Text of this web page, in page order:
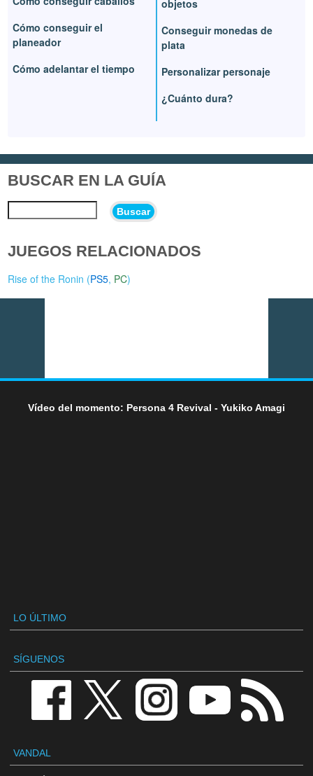
Cómo conseguir el
planeador
Cómo adelantar el tiempo
objetos
Conseguir monedas de
plata
Personalizar personaje
¿Cuánto dura?
BUSCAR EN LA GUÍA
Buscar
JUEGOS RELACIONADOS
Rise of the Ronin (PS5, PC)
Vídeo del momento: Persona 4 Revival - Yukiko Amagi
LO ÚLTIMO
SÍGUENOS
VANDAL